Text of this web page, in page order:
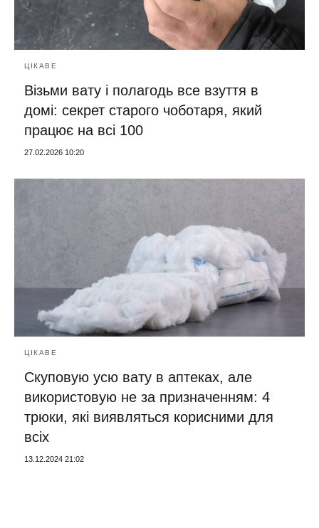
ЦІКАВЕ
Візьми вату і полагодь все взуття в
домі: секрет старого чоботаря, який
працює на всі 100
27.02.2026 10:20
ЦІКАВЕ
Скуповую усю вату в аптеках, але
використовую не за призначенням: 4
трюки, які виявляться корисними для
всіх
13.12.2024 21:02